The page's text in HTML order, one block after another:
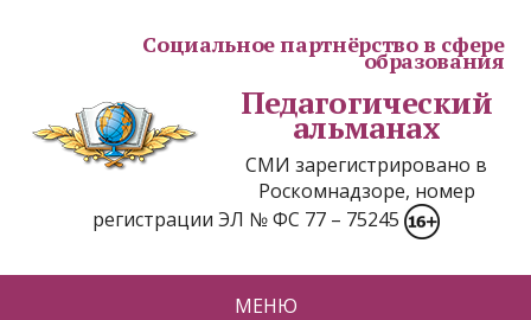
Социальное партнёрство в сфере
образования
Педагогический
альманах
СМИ зарегистрировано в
Роскомнадзоре, номер
регистрации ЭЛ № ФС 77 – 75245
МЕНЮ